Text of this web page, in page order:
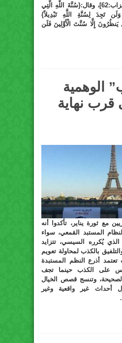
لِسُنَّةِ اللَّهِ تَبْدِيلاً} [الأحزاب:62]، وقال:{سُنَّةَ اللَّهِ الَّتِي
تَجِدَ لِسُنَّةِ اللَّهِ تَبْدِيلاً}
يَنظُرُونَ إِلَّا سُنَّتَ الْأَوَّلِينَ فَلَن
الوهمية
نهاية
مع ثورة يناير، تأكدوا أنه
المستبد القمعي، سواء
يُكرره السيسي، تتزايد
بالكذب لمحاولة تعويم
أذرع النظم المستبدة
على الكذب حينما تجف
وتنسج قصص الخيال
أحداث غير واقعية وغير